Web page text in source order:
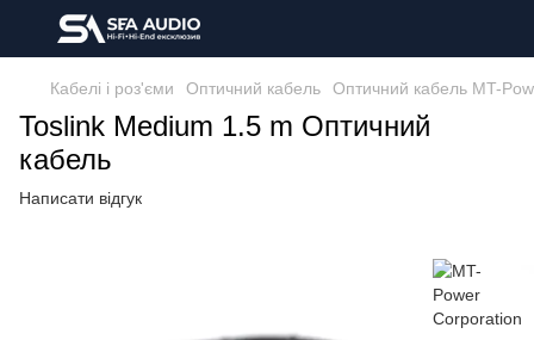
Кабелі і роз'єми Оптичний кабель Оптичний кабель MT-
Toslink Medium 1.5 m Оптичний
кабель
Написати відгук